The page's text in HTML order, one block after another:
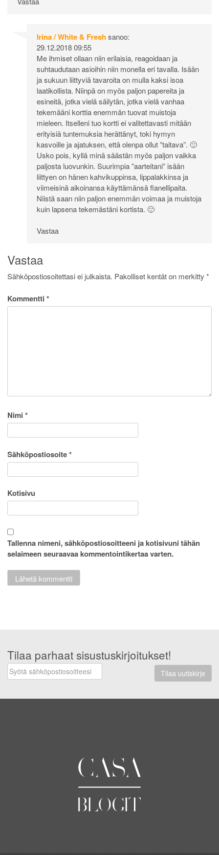
Irina / White & Freshsanoo:
29.12.2018 09:55
Me ihmiset ollaan niin erilaisia, reagoidaan ja
suhtaudutaan asioihin niin monella eri tavalla. Isään
ja sukuun liittyviä tavaroita on mulla kaksi isoa
laatikollista. Niinpä on myös paljon papereita ja
esineitä, jotka vielä säilytän, jotka vielä vanhaa
tekemääni korttia enemmän tuovat muistoja
mieleen. Itselleni tuo kortti ei valitettavasti mitään
erityisiä tuntemuksia herättänyt, toki hymyn
kasvoille ja ajatuksen, että olenpa ollut ”taitava”. 🙂
Usko pois, kyllä minä säästän myös paljon vaikka
paljosta luovunkin. Suurimpia ”aarteitani” isään
liittyen on hänen kahvikuppinsa, lippalakkinsa ja
viimeisinä aikoinansa käyttämänsä flanellipaita.
Niistä saan niin paljon enemmän voimaa ja muistoja
kuin lapsena tekemästäni kortista. 🙂
Vastaa
Vastaa
Sähköpostiosoitettasi ei julkaista. Pakolliset kentät on merkitty *
Kommentti *
Nimi *
Sähköpostiosoite*
Kotisivu
Tallenna nimeni, sähköpostiosoitteeni ja kotisivuni tähän
selaimeen seuraavaa kommentointikertaa varten.
Tilaa parhaat sisustuskirjoitukset!
Tilaa uutiskirje